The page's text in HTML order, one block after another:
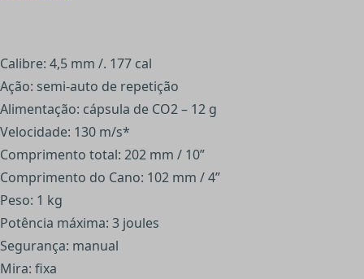
Calibre: 4,5 mm /. 177 cal
Ação: semi-auto de repetição
Alimentação: cápsula de CO2 – 12 g
Velocidade: 130 m/s*
Comprimento total: 202 mm / 10”
Comprimento do Cano: 102 mm / 4”
Peso: 1 kg
Potência máxima: 3 joules
Segurança: manual
Mira: fixa